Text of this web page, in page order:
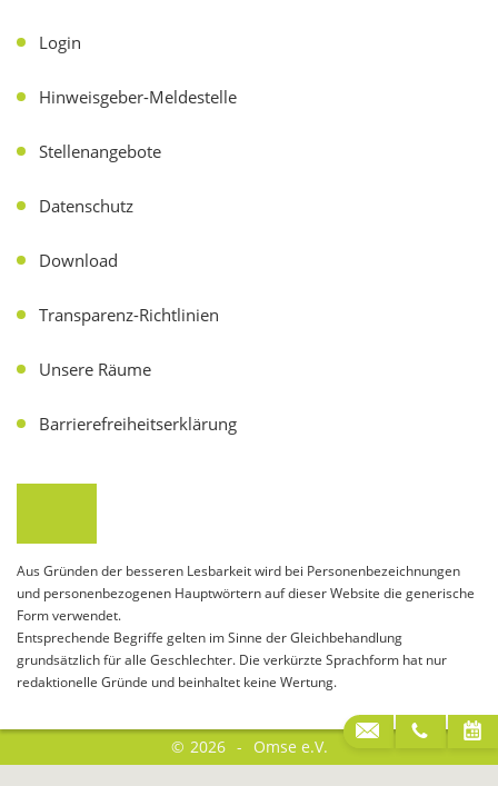
Login
Hinweisgeber-Meldestelle
Stellenangebote
Datenschutz
Download
Transparenz-Richtlinien
Unsere Räume
Barrierefreiheitserklärung
Aus Gründen der besseren Lesbarkeit wird bei Personenbezeichnungen
und personenbezogenen Hauptwörtern auf dieser Website die generische
Form verwendet.
Entsprechende Begriffe gelten im Sinne der Gleichbehandlung
grundsätzlich für alle Geschlechter. Die verkürzte Sprachform hat nur
redaktionelle Gründe und beinhaltet keine Wertung.
© 2026 Omse e.V.